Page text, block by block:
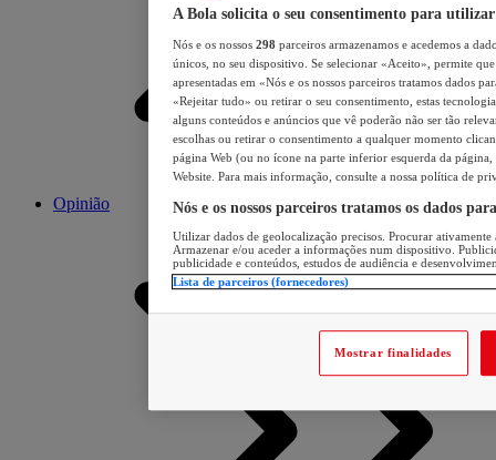
Opinião
A Bola solicita o seu consentimento para utilizar
Nós e os nossos 298 parceiros armazenamos e acedemos a
únicos, no seu dispositivo. Se selecionar «Aceito», permite
apresentadas em «Nós e os nossos parceiros tratamos dados
«Rejeitar tudo» ou retirar o seu consentimento, estas
alguns conteúdos e anúncios que vê poderão não ser tão
escolhas ou retirar o consentimento a qualquer momento
página Web (ou no ícone na parte inferior esquerda da página,
Website. Para mais informação, consulte a nossa política de
Nós e os nossos parceiros tratamos os dados
Utilizar dados de geolocalização precisos. Procurar
Armazenar e/ou aceder a informações num dispositivo.
publicidade e conteúdos, estudos de audiência e
Lista de parceiros (fornecedores)
Mostrar finalidades